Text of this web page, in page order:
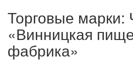
Торговые марки:
«Винницкая
фабрика»